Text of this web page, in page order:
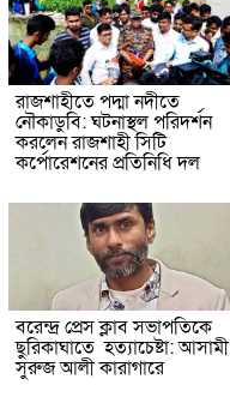
রাজশাহীতে পদ্মা নদীতে
নৌকাডুবি: ঘটনাস্থল পরিদর্শন
করলেন রাজশাহী সিটি
কর্পোরেশনের প্রতিনিধি দল
বরেন্দ্র প্রেস ক্লাব সভাপতিকে
ছুরিকাঘাতে হত্যাচেষ্টা: আসামী
সুরুজ আলী কারাগারে